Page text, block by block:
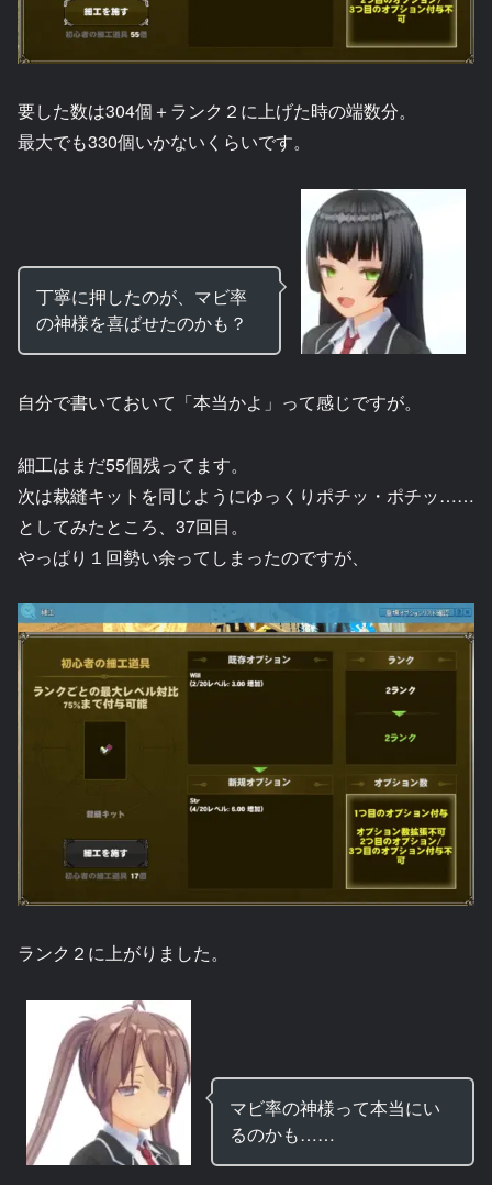
要した数は304個＋ランク２に上げた時の端数分。
最大でも330個いかないくらいです。
丁寧に押したのが、マビ率
の神様を喜ばせたのかも？
自分で書いておいて「本当かよ」って感じですが。
細工はまだ55個残ってます。
次は裁縫キットを同じようにゆっくりポチッ・ポチッ……
としてみたところ、37回目。
やっぱり１回勢い余ってしまったのですが、
ランク２に上がりました。
マビ率の神様って本当にい
るのかも……